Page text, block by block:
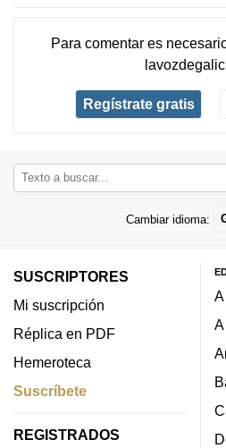
Para comentar es
Regístrate gratis
Cambiar idioma:
SUSCRIPTORES
Mi suscripción
Réplica en PDF
Hemeroteca
Suscríbete
REGISTRADOS